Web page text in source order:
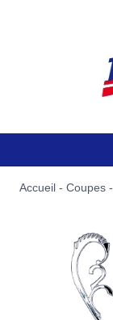
Accueil - Coupes -